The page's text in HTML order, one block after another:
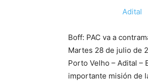
Adital
Boff: PAC va a
Martes 28 de julio de
Porto Velho – Adital –
importante misión de